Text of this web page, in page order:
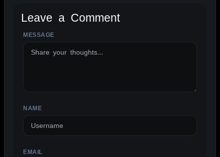
Leave a Comment
MESSAGE
NAME
EMAIL
ALTERNATIVE: